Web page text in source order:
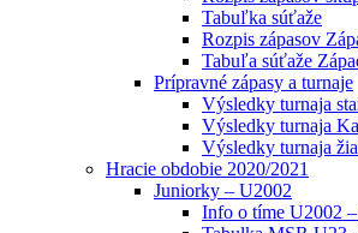
Tabuľka súťaže
Rozpis zápasov
Tabuľa súťaže
Prípravné zápasy a turnaje
Výsledky turnaja
Výsledky turnaja
Výsledky turnaja
Hracie obdobie 2020/2021
Juniorky – U2002
Info o tíme U2002